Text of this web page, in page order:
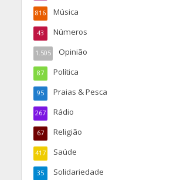
Música
816
Números
43
Opinião
1.505
Política
87
Praias & Pesca
95
Rádio
267
Religião
67
Saúde
417
Solidariedade
35